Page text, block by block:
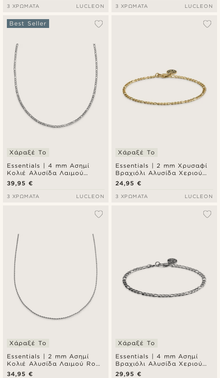
3 ΧΡΏΜΑΤΑ LUCLEON 3 ΧΡΏΜΑΤΑ LUCLEON
Essentials | 4 mm Ασημί
Κολιέ Αλυσίδα Λαιμού
Figaro Chain
Best Seller
Χάραξέ Το
39,95 €
3 ΧΡΏΜΑΤΑ LUCLEON
Essentials | 2 mm Χρυσαφί
Βραχιόλι Αλυσίδα Χεριού
Figaro Chain
Χάραξέ Το
24,95 €
3 ΧΡΏΜΑΤΑ LUCLEON
Essentials | 2 mm Ασημί
Κολιέ Αλυσίδα Λαιμού Rope
Chain
Χάραξέ Το
34,95 €
Essentials | 4 mm Ασημί
Βραχιόλι Αλυσίδα Χεριού
Figaro Chain
Χάραξέ Το
29,95 €